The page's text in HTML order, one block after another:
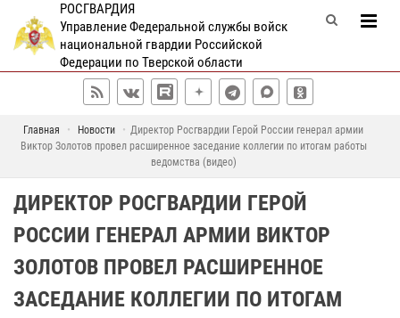
РОСГВАРДИЯ
Управление Федеральной службы войск
национальной гвардии Российской
Федерации по Тверской области
Главная Новости
Директор Росгвардии Герой России генерал армии
Виктор Золотов провел расширенное заседание коллегии по итогам работы
ведомства (видео)
ДИРЕКТОР РОСГВАРДИИ ГЕРОЙ
РОССИИ ГЕНЕРАЛ АРМИИ ВИКТОР
ЗОЛОТОВ ПРОВЕЛ РАСШИРЕННОЕ
ЗАСЕДАНИЕ КОЛЛЕГИИ ПО ИТОГАМ